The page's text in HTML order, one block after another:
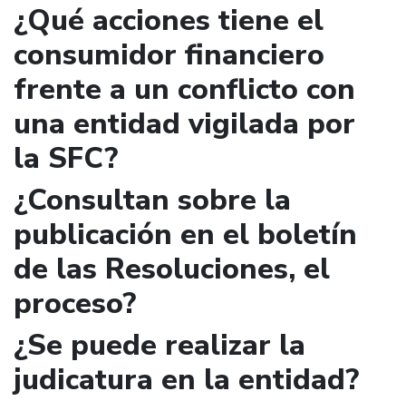
¿Qué acciones tiene el
consumidor financiero
frente a un conflicto con
una entidad vigilada por
la SFC?
¿Consultan sobre la
publicación en el boletín
de las Resoluciones, el
proceso?
¿Se puede realizar la
judicatura en la entidad?